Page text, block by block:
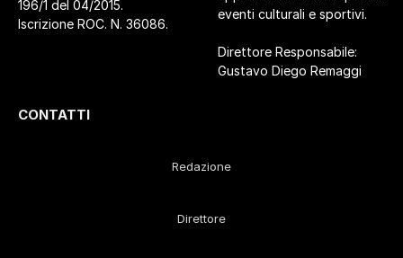
196/1 del 04/2015.
Iscrizione ROC. N. 36086.
eventi culturali e sportivi.
Direttore Responsabile:
Gustavo Diego Remaggi
CONTATTI
Redazione
Direttore